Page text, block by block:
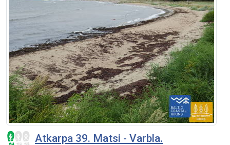
Atkarpa 39. Matsi - Varbla.